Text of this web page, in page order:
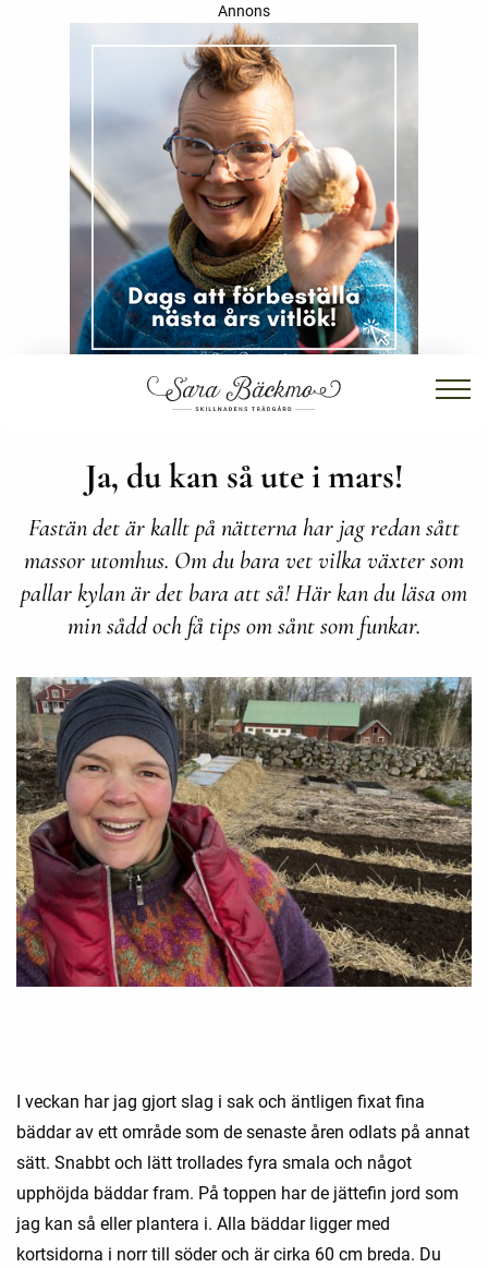
Annons
Ja, du kan så ute i mars!
Fastän det är kallt på nätterna har jag redan sått
massor utomhus. Om du bara vet vilka växter som
pallar kylan är det bara att så! Här kan du läsa om
min sådd och få tips om sånt som funkar.
I veckan har jag gjort slag i sak och äntligen fixat fina
bäddar av ett område som de senaste åren odlats på annat
sätt. Snabbt och lätt trollades fyra smala och något
upphöjda bäddar fram. På toppen har de jättefin jord som
jag kan så eller plantera i. Alla bäddar ligger med
kortsidorna i norr till söder och är cirka 60 cm breda. Du